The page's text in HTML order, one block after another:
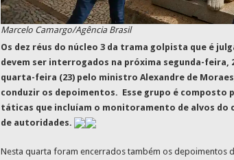
Marcelo Camargo/Agência Brasil
Os dez réus do núcleo 3 da trama golpista que é
devem ser interrogados na próxima segunda-feira,
quarta-feira (23) pelo ministro Alexandre de
conduzir os depoimentos. Esse grupo é composto
táticas que incluíam o monitoramento de alvos do
de autoridades.
Nesta quarta foram encerrados também os depoimentos